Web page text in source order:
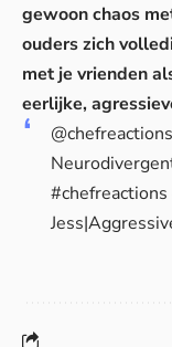
gewoon chaos
ouders zich
met je vrienden
eerlijke,
@chefreactions
#chefreactions